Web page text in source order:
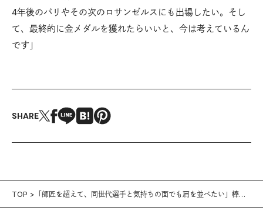
4年後のパリやその次のロサンゼルスにも出場したい。そし
て、最終的に金メダルを獲れたらいいと、今は考えているん
です」
SHARE
TOP
「師匠を超えて、同世代選手と気持ちの面でも肩を並べたい」棒高